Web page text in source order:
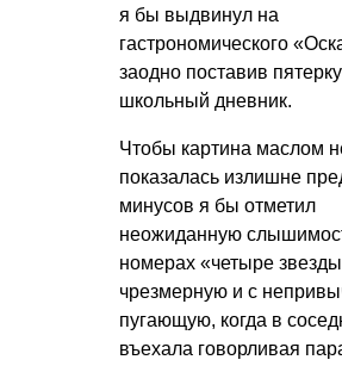
я бы выдвинул на
гастрономического
заодно поставив
школьный дневник.
Чтобы картина маслом
показалась излишне
минусов я бы отметил
неожиданную
номерах «четыре
чрезмерную и с
пугающую, когда в
въехала говорливая